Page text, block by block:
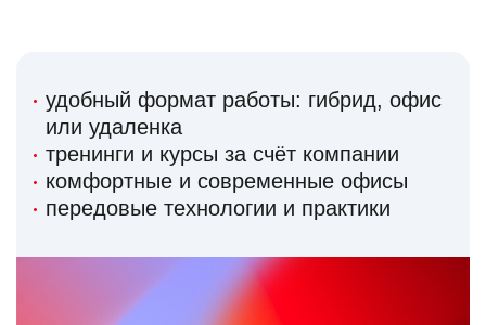
удобный формат работы: гибрид, офис
или удаленка
тренинги и курсы за счёт компании
комфортные и современные офисы
передовые технологии и практики